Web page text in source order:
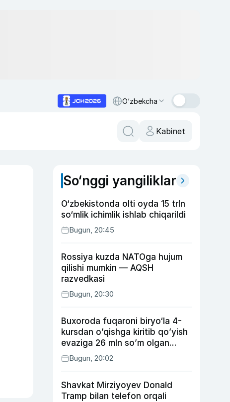
O‘zbekcha
Kabinet
So‘nggi yangiliklar
O‘zbekistonda olti oyda 15 trln
so‘mlik ichimlik ishlab chiqarildi
Bugun, 20:45
Rossiya kuzda NATOga hujum
qilishi mumkin — AQSH
razvedkasi
Bugun, 20:30
Buxoroda fuqaroni biryo‘la 4-
kursdan o’qishga kiritib qo’yish
evaziga 26 mln so’m olgan
shaxs ushlandi
Bugun, 20:02
Shavkat Mirziyoyev Donald
Tramp bilan telefon orqali